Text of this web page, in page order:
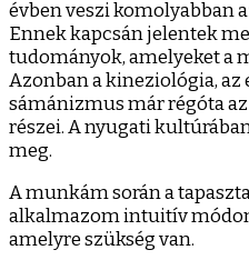
évben veszi komolyabban
Ennek kapcsán jelentek
tudományok, amelyeket a
Azonban a kineziológia, az
sámánizmus már régóta
részei. A nyugati
meg.
A munkám során a
alkalmazom intuitív
amelyre szükség van.